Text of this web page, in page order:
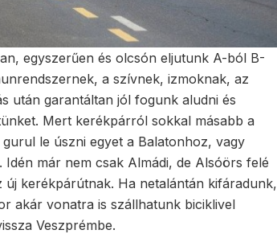
egyszerűen és olcsón eljutunk A-ból B-
a szívnek, izmoknak, az
után garantáltan jól fogunk aludni és
Mert kerékpárról sokkal másabb a
le úszni egyet a Balatonhoz, vagy
már nem csak Almádi, de Alsóörs felé
kerékpárútnak. Ha netalántán kifáradunk,
akár vonatra is szállhatunk biciklivel
Veszprémbe.